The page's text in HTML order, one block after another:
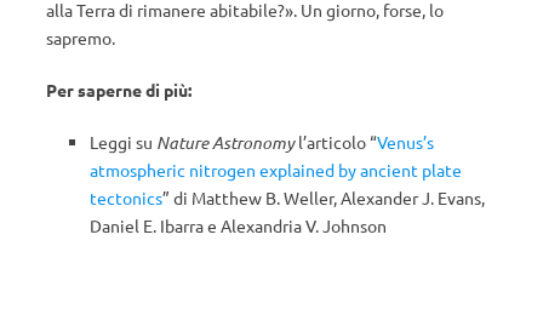
alla Terra di rimanere abitabile?». Un giorno, forse, lo
sapremo.
Per saperne di più:
Leggi su Nature Astronomyl’articolo “Venus’s
atmospheric nitrogen explained by ancient plate
tectonics” di Matthew B. Weller, Alexander J. Evans,
Daniel E. Ibarra e Alexandria V. Johnson